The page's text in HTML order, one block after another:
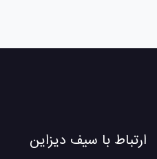
ارتباط با سیف دیزاین